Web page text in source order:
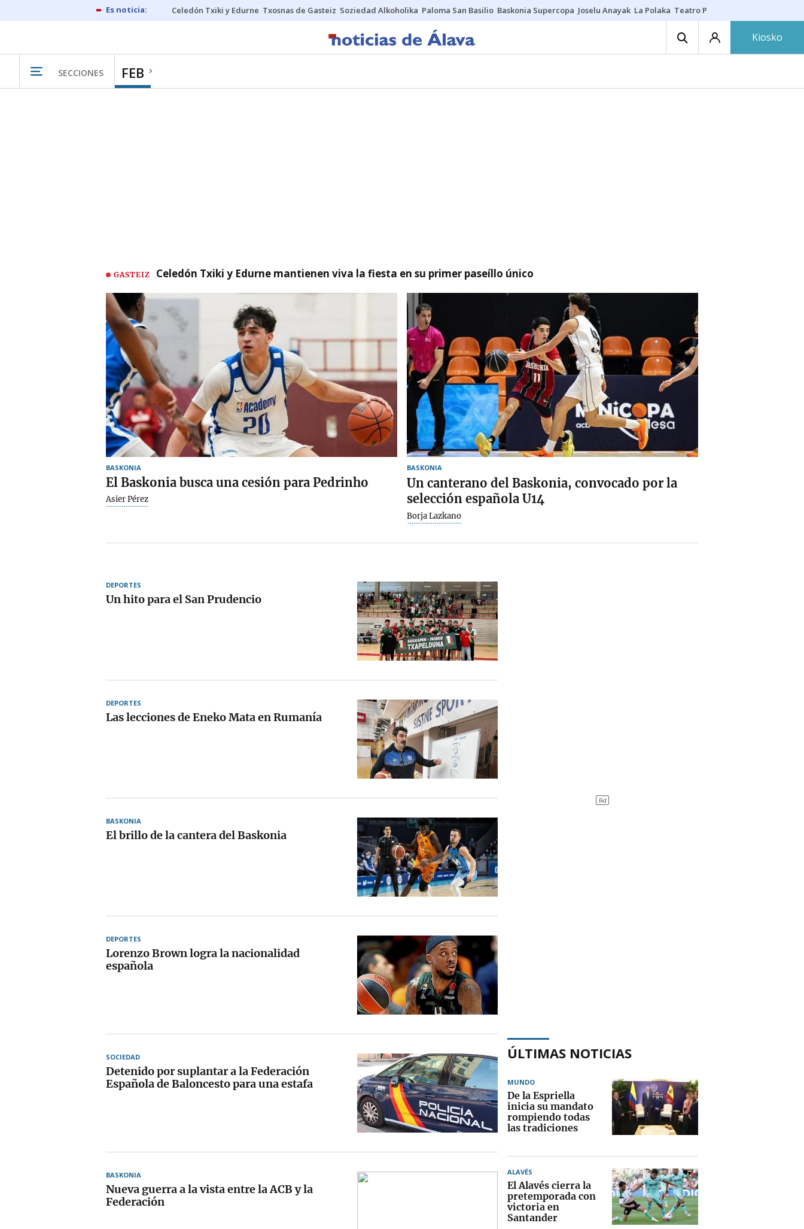
Celedón Txiki y Edurne Txosnas de Gasteiz Soziedad Alkoholika Paloma San Basilio Baskonia Supercopa Joselu Anayak La Polaka Teatro Principal
Kiosko
SECCIONES FEB
GASTEIZ Celedón Txiki y Edurne mantienen viva la fiesta en su primer paseíllo único
BASKONIA
El Baskonia busca una cesión para Pedrinho
Asier Pérez
BASKONIA
Un canterano del Baskonia, convocado por la
selección española U14
Borja Lazkano
DEPORTES
Un hito para el San Prudencio
DEPORTES
Las lecciones de Eneko Mata en Rumanía
BASKONIA
El brillo de la cantera del Baskonia
DEPORTES
Lorenzo Brown logra la nacionalidad
española
SOCIEDAD
Detenido por suplantar a la Federación
Española de Baloncesto para una estafa
BASKONIA
Nueva guerra a la vista entre la ACB y la
Federación
ÚLTIMAS NOTICIAS
MUNDO
De la Espriella
inicia su mandato
rompiendo todas
las tradiciones
ALAVÉS
El Alavés cierra la
pretemporada con
victoria en
Santander